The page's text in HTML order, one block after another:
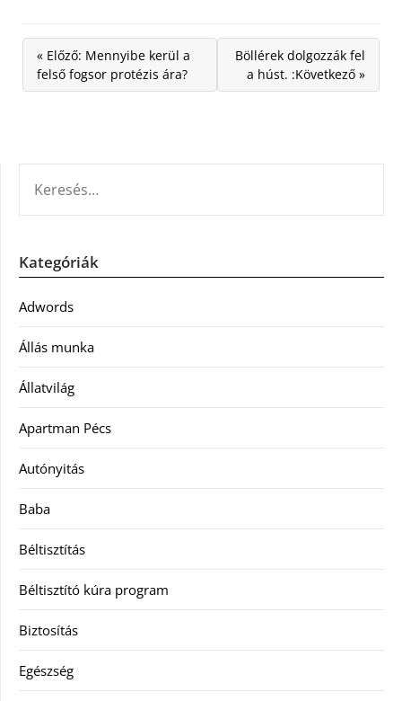
« Előző: Mennyibe kerül a
felső fogsor protézis ára?
Böllérek dolgozzák fel
a húst. :Következő »
Kategóriák
Adwords
Állás munka
Állatvilág
Apartman Pécs
Autónyitás
Baba
Béltisztítás
Béltisztító kúra program
Biztosítás
Egészség